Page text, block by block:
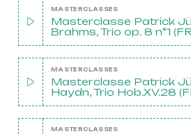
MASTERCLASSES
Masterclasse Patrick
Brahms, Trio op. 8 n°1
MASTERCLASSES
Masterclasse Patrick
Haydn, Trio Hob.XV.28
MASTERCLASSES